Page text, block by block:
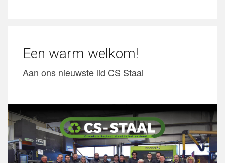
Een warm welkom!
Aan ons nieuwste lid CS Staal